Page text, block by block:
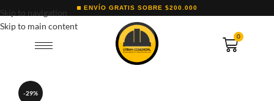
Skip to navigation
Skip to main content
ENVÍO GRATIS SOBRE $200.000
0
-29%